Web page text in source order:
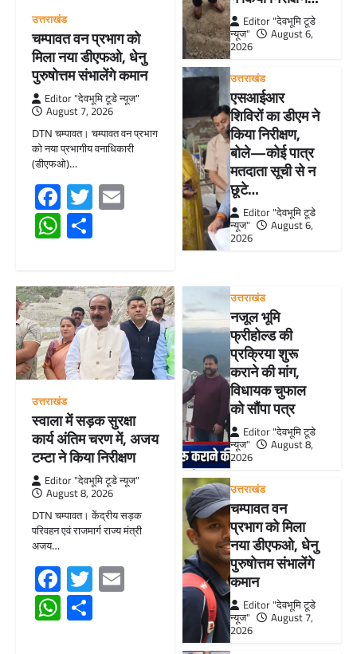
उत्तराखंड
चम्पावत वन प्रभाग को
मिला नया डीएफओ, धेनु
पुरुषोत्तम संभालेंगे कमान
Editor "देवभूमि टूडे न्यूज"
August 7, 2026
DTN चम्पावत। चम्पावत वन प्रभाग
को नया प्रभागीय वनाधिकारी
(डीएफओ)…
Facebook
TwitterEmail
WhatsApp
Editor "देवभूमि टूडे
न्यूज"
August 6,
2026
उत्तराखंड
एसआईआर
शिविरों का डीएम ने
किया निरीक्षण,
बोले—कोई पात्र
मतदाता सूची से न
छूटे…
Editor "देवभूमि टूडे
न्यूज"
August 6,
2026
उत्तराखंड
स्वाला में सड़क सुरक्षा
कार्य अंतिम चरण में, अजय
टम्टा ने किया निरीक्षण
Editor "देवभूमि टूडे न्यूज"
August 8, 2026
DTN चम्पावत। केंद्रीय सड़क
परिवहन एवं राजमार्ग राज्य मंत्री
अजय…
Facebook
TwitterEmail
WhatsApp
उत्तराखंड
नजूल भूमि
फ्रीहोल्ड की
प्रक्रिया शुरू
कराने की मांग,
विधायक चुफाल
को सौंपा पत्र
Editor "देवभूमि टूडे
न्यूज"
August 8,
2026
उत्तराखंड
चम्पावत वन
प्रभाग को मिला
नया डीएफओ, धेनु
पुरुषोत्तम संभालेंगे
कमान
Editor "देवभूमि टूडे
न्यूज"
August 7,
2026